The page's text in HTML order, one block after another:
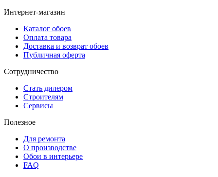
Интернет-магазин
Каталог обоев
Оплата товара
Доставка и возврат обоев
Публичная оферта
Сотрудничество
Стать дилером
Строителям
Сервисы
Полезное
Для ремонта
О производстве
Обои в интерьере
FAQ